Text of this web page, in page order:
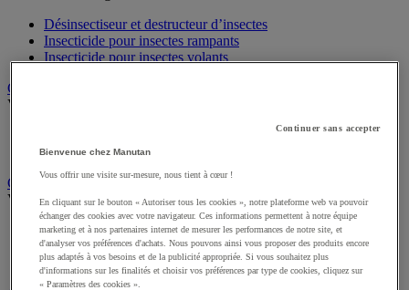
Désinsectiseur et destructeur d’insectes
Insecticide pour insectes rampants
Chariot à linge et armoire à linge
Chariot à linge
Chariot de nettoyage
Voir toute la catégorie
Accessoires pour chariot de nettoyage
Chariot de lavage
Chariot de ménage
Continuer sans accepter
Bienvenue chez Manutan
Vous offrir une visite sur-mesure, nous tient à cœur !
En cliquant sur le bouton « Autoriser tous les cookies », notre plateforme web va pouvoir
échanger des cookies avec votre navigateur. Ces informations permettent à notre équipe
marketing et à nos partenaires internet de mesurer les performances de notre site, et
d'analyser vos préférences d'achats. Nous pouvons ainsi vous proposer des produits encore
plus adaptés à vos besoins et de la publicité appropriée. Si vous souhaitez plus
d'informations sur les finalités et choisir vos préférences par type de cookies, cliquez sur
« Paramètres des cookies ».